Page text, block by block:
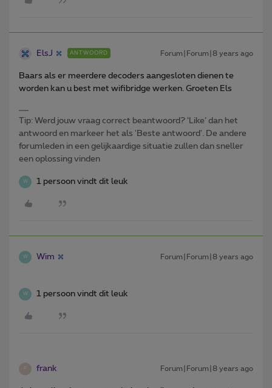
ElsJ ANTWOORD Forum|Forum|8 years ago
Baars als er meerdere decoders aangesloten dienen te
worden kan u best met wifibridge werken. Groeten Els
Tip: Werd jouw vraag correct beantwoord? ‘Like’ dan het
antwoord en markeer het als 'Beste antwoord'. De andere
forumleden in een gelijkaardige situatie zullen dan sneller
een oplossing vinden
W 1 persoon vindt dit leuk
W Wim Forum|Forum|8 years ago
W 1 persoon vindt dit leuk
frank Forum|Forum|8 years ago